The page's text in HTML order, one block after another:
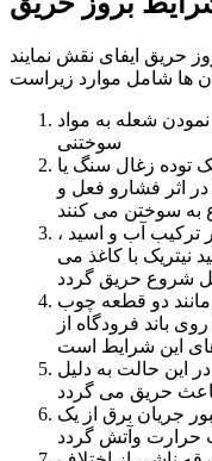
حریق ایفای نقش نمایند
نمودن شعله به مواد
سوختنی
توده زغال سنگ یا
در اثر فشارو فعل و
ترکیب آب و اسید ،
نیتریک با کاغذ می
دو قطعه چوب
باند فرودگاه از
این حالت به دلیل
جریان برق از یک